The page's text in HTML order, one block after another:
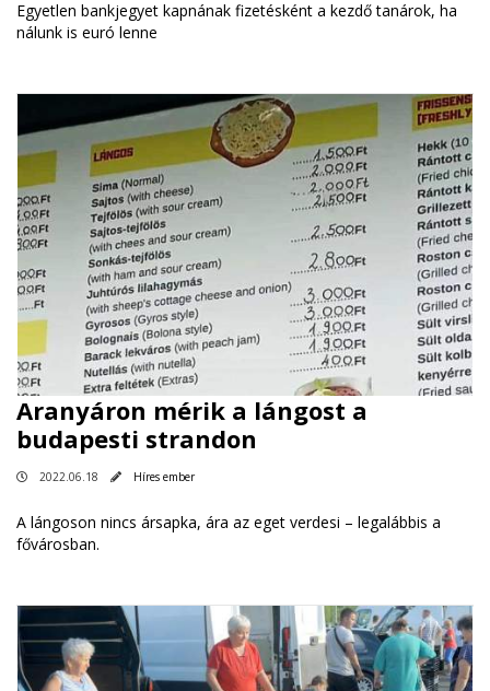
Egyetlen bankjegyet kapnának fizetésként a kezdő tanárok, ha
nálunk is euró lenne
Aranyáron mérik a lángost a
budapesti strandon
2022.06.18 Híres ember
A lángoson nincs ársapka, ára az eget verdesi – legalábbis a
fővárosban.